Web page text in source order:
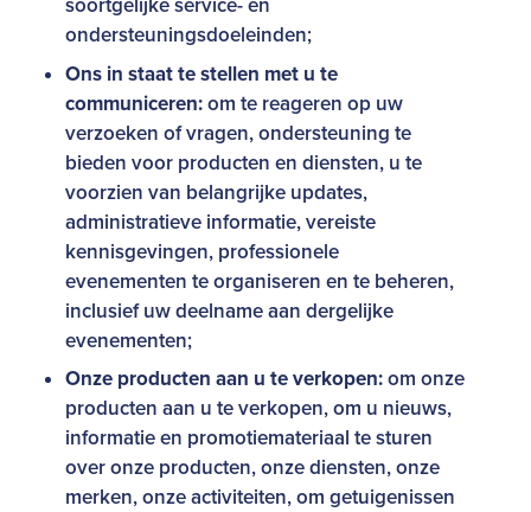
soortgelijke service- en
ondersteuningsdoeleinden;
Ons in staat te stellen met u te
communiceren:om te reageren op uw
verzoeken of vragen, ondersteuning te
bieden voor producten en diensten, u te
voorzien van belangrijke updates,
administratieve informatie, vereiste
kennisgevingen, professionele
evenementen te organiseren en te beheren,
inclusief uw deelname aan dergelijke
evenementen;
Onze producten aan u te verkopen:om onze
producten aan u te verkopen, om u nieuws,
informatie en promotiemateriaal te sturen
over onze producten, onze diensten, onze
merken, onze activiteiten, om getuigenissen